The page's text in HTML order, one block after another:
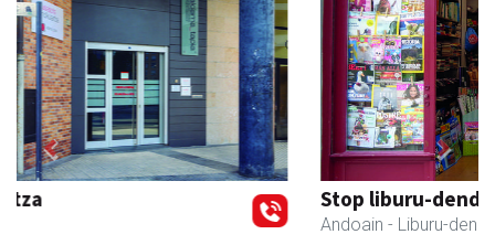
Stop liburu-denda
Previous Next